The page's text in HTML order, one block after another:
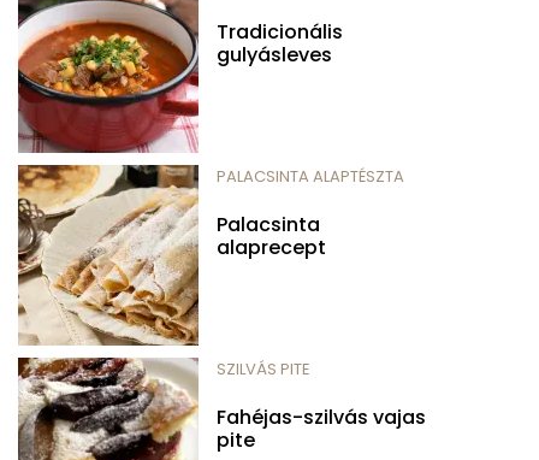
Tradicionális
gulyásleves
PALACSINTA ALAPTÉSZTA
Palacsinta
alaprecept
SZILVÁS PITE
Fahéjas-szilvás vajas
pite